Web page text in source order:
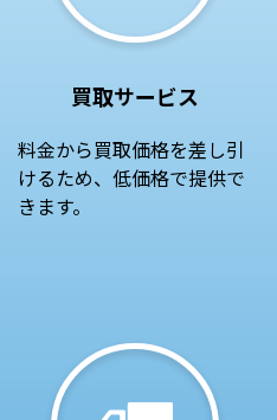
買取サービス
料金から買取価格を差し引
けるため、低価格で提供で
きます。